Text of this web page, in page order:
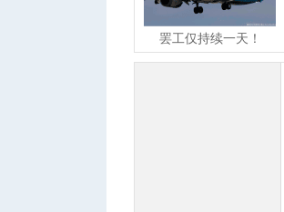
罢工仅持续一天！
WestJet航空乘务员已